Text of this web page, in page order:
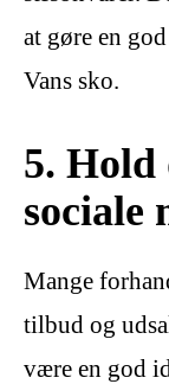
at gøre en
Vans sko.
5. Hold
sociale
Mange
tilbud og
være en god